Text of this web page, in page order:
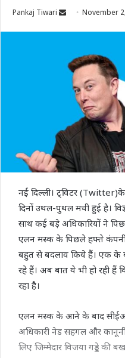
Pankaj Tiwari
SendNovember
नई दिल्ली। ट्विटर
दिनों उथल-पुथल मची हुई है।
साथ कई बड़े अधिकारियों ने
एलन मस्क के पिछले हफ्ते कंपनी
बहुत से बदलाव किये हैं। एक के
रहे हैं। अब बात ये भी हो रही हैं
रहा है।
एलन मस्क के आने के बाद सीईओ
अधिकारी नेड सहगल और
लिए जिम्मेदार विजया गड्डे की